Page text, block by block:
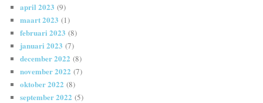
april 2023 (9)
maart 2023 (1)
februari 2023 (8)
januari 2023 (7)
december 2022 (8)
november 2022 (7)
oktober 2022 (8)
september 2022 (5)